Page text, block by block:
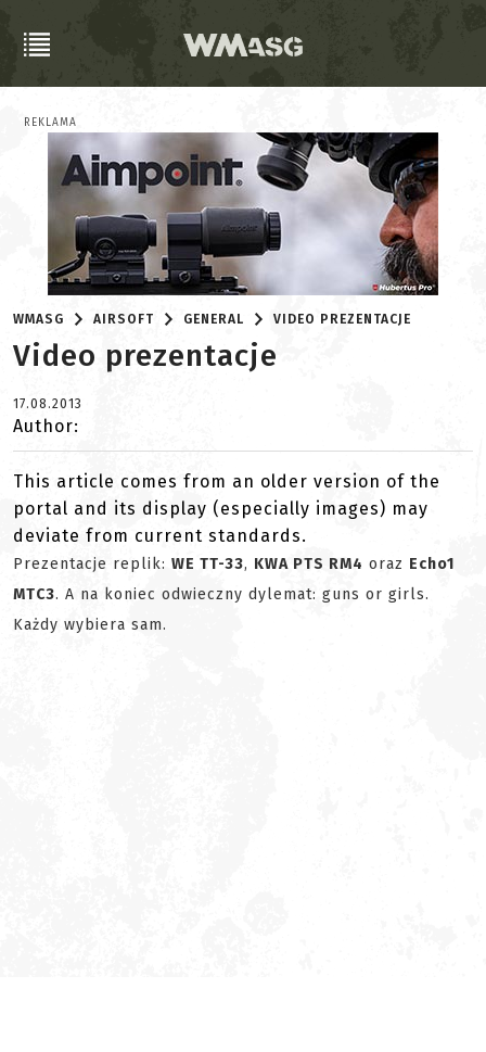
REKLAMA
WMASG AIRSOFT GENERAL VIDEO PREZENTACJE
Video prezentacje
17.08.2013
Author:
This article comes from an older version of the
portal and its display (especially images) may
deviate from current standards.
Prezentacje replik: WE TT-33, KWA PTS RM4 oraz Echo1
MTC3. A na koniec odwieczny dylemat: guns or girls.
Każdy wybiera sam.